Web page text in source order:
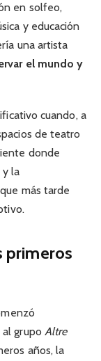
en solfeo,
y educación
una artista
el mundo y
cuando, a
de teatro
donde
y la
más tarde
primeros
grupo Altre
años, la